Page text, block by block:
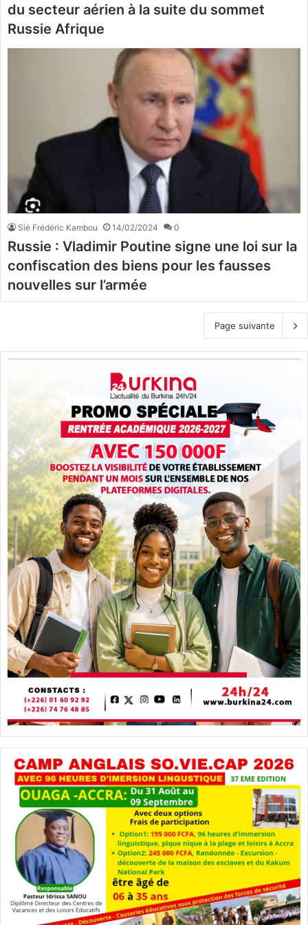
du secteur aérien à la suite du sommet
Russie Afrique
Sié Frédéric Kambou 14/02/2024 0
Russie : Vladimir Poutine signe une loi sur la
confiscation des biens pour les fausses
nouvelles sur l’armée
Page suivante